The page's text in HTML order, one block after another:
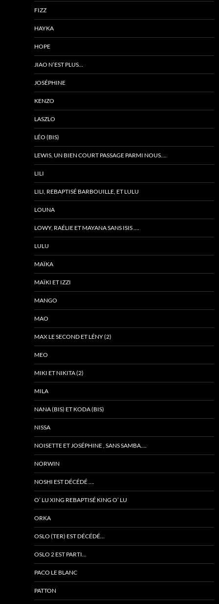
FIZZ
HAYKA
HOPE
JIAO N’EST PLUS…
JOSÉPHINE
KENZO
LASZLO
LÉO (BIS)
LEWIS, UN BIEN COURT PASSAGE PARMI NOUS….
LILI
LILI, REBAPTISÉ BARBOUILLE, ET LULU
LOUNA
LOWY, RAÉLIE ET MAYANA SANS ISIS ….
LULU
MAÏKA
MAÏKI ET IZZI
MANGO
MAO
MAX LE SECOND ET LÉNY (2)
MEO
MIKI ET NIKITA (2)
MILA
NANA (BIS) ET KODA (BIS)
NISSA
NOISETTE ET JOSÉPHINE , SANS SAMBA….
NORWIN
NOSHI EST DÉCÉDÉ ….
O’ LU XING REBAPTISÉ KING O’ LU
ORKA
OSLO (TER) EST DÉCÉDÉ…
OSLO 2 EST PARTI…
PACO LE BLANC
PATTON